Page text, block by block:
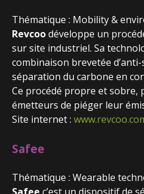
Thématique : Mobility &
Revcoodéveloppe un
sur site industriel. Sa
combinaison brevetée
séparation du carbone en
Ce procédé propre et sobre,
émetteurs de piéger leur
Site internet :
Safee
Thématique : Wearable